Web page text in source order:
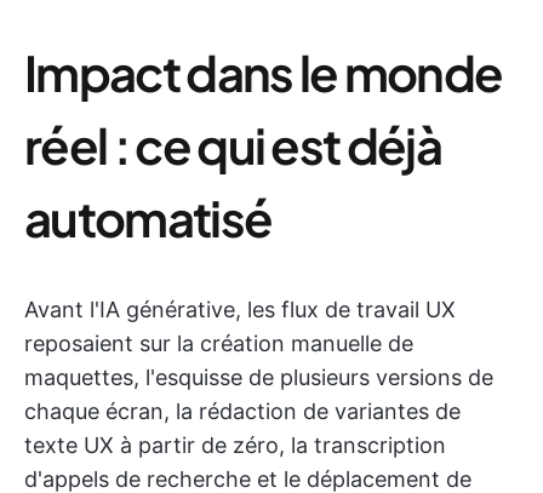
Impact dans le monde
réel : ce qui est déjà
automatisé
Avant l'IA générative, les flux de travail UX
reposaient sur la création manuelle de
maquettes, l'esquisse de plusieurs versions de
chaque écran, la rédaction de variantes de
texte UX à partir de zéro, la transcription
d'appels de recherche et le déplacement de